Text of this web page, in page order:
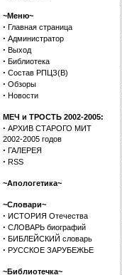
~Меню~
· Главная страница
· Администратор
· Выход
· Библиотека
· Состав РПЦЗ(В)
· Обзоры
· Новости
МЕЧ и ТРОСТЬ 2002-2005:
· АРХИВ СТАРОГО МИТ
2002-2005 годов
· ГАЛЕРЕЯ
· RSS
~Апологетика~
~Словари~
· ИСТОРИЯ Отечества
· СЛОВАРЬ биографий
· БИБЛЕЙСКИЙ словарь
· РУССКОЕ ЗАРУБЕЖЬЕ
~Библиотечка~